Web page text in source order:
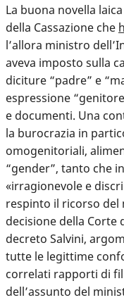
La buona novella
della Cassazione che
l’allora ministro
aveva imposto sulla
diciture “padre” e
espressione
e documenti. Una
la burocrazia in
omogenitoriali,
“gender”, tanto che
«irragionevole e
respinto il ricorso del
decisione della Corte
decreto Salvini,
tutte le legittime
correlati rapporti di
dell’assunto del